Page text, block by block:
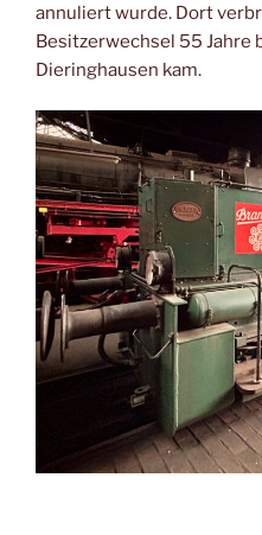
annuliert wurde. Dort
Besitzerwechsel 55 Jahre
Dieringhausen kam.